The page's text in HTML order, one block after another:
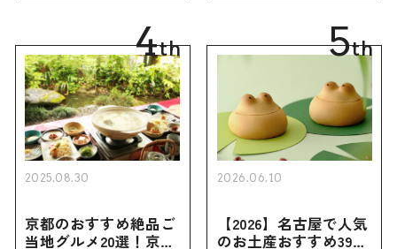
4th
2025.08.30
京都のおすすめ絶品ご
当地グルメ20選！京都
5th
2026.06.10
【2026】名古屋で人気
のお土産おすすめ39選